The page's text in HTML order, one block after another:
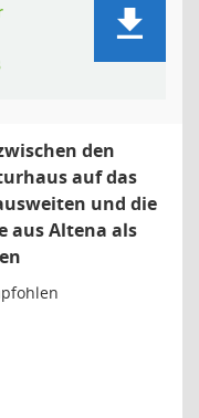
den
auf das
und die
aus Altena als